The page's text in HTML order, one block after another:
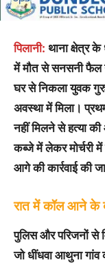
पिलानी: थाना क्षेत्र के
में मौत से सनसनी फैल
घर से निकला युवक
अवस्था में मिला।
नहीं मिलने से हत्या
कब्जे में लेकर मोर्चरी में
आगे की कार्रवाई की
रात में कॉल आने के
पुलिस और परिजनों से
जो धींधवा आथुना गांव